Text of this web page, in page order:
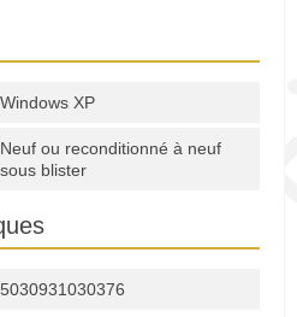
Windows XP
Neuf ou reconditionné à neuf
sous blister
5030931030376